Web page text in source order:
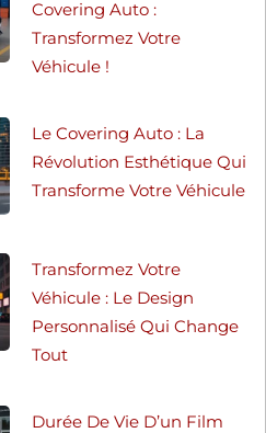
Covering Auto :
Transformez Votre
Véhicule !
Le Covering Auto : La
Révolution Esthétique Qui
Transforme Votre Véhicule
Transformez Votre
Véhicule : Le Design
Personnalisé Qui Change
Tout
Durée De Vie D’un Film